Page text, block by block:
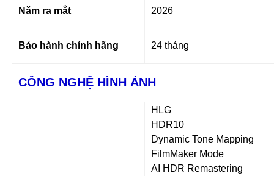
Năm ra mắt 2026
Bảo hành chính hãng 24 tháng
CÔNG NGHỆ HÌNH ẢNH
HLG
HDR10
Dynamic Tone Mapping
FilmMaker Mode
AI HDR Remastering